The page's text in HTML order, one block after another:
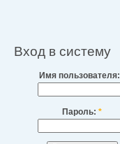
Вход в систему
Имя пользователя:
Пароль: *